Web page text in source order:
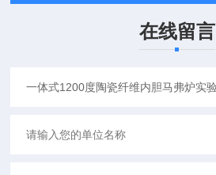
在线留言